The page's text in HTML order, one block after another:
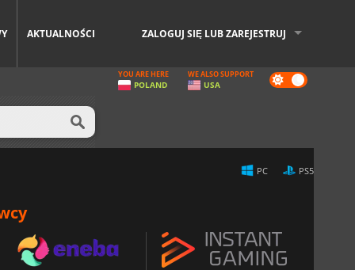
AKTUALNOŚCI ZALOGUJ SIĘ LUB ZAREJESTRUJ
Dark
mode
YOU ARE HERE
POLAND
WE ALSO SUPPORT
USA
PC PS5